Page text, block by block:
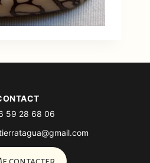
59 28 68 06